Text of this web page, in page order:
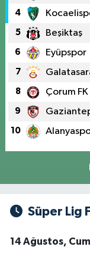
4
5 Beşiktaş
6 Eyüpspor
7
8 Çorum FK
9
10
Süper Lig
14 Ağustos,